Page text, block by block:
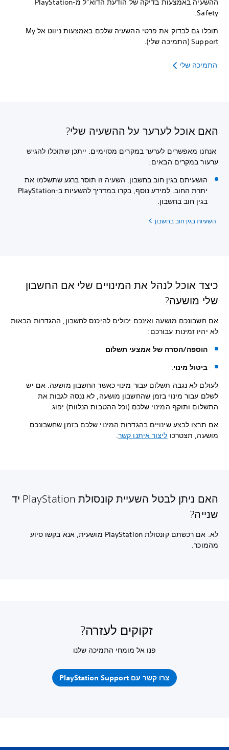
ההשעיה באמצעות בדיקה של הודעת הדוא"ל מ-PlayStation
Safety.
תוכלו גם לבדוק את פרטי ההשעיה שלכם באמצעות ניווט אל My
Support (התמיכה שלי).
התמיכה שלי
האם אוכל לערער על ההשעיה שלי?
אנחנו מאפשרים לערער במקרים מסוימים. ייתכן שתוכלו להגיש
ערעור במקרים הבאים:
הושעיתם בגין חוב בחשבון. השעיה זו תוסר ברגע שתשלמו את
יתרת החוב. למידע נוסף, בקרו במדריך להשעיות ב-PlayStation
בגין חוב בחשבון.
השעיות בגין חוב בחשבון
כיצד אוכל לנהל את המינויים שלי אם החשבון
שלי מושעה?
אם חשבונכם מושעה ואינכם יכולים להיכנס לחשבון, ההגדרות הבאות
לא יהיו זמינות עבורכם:
הוספה/הסרה של אמצעי תשלום
ביטול מינוי.
לעולם לא נגבה תשלום עבור מינוי כאשר החשבון מושעה. אם יש
לשלם עבור מינוי בזמן שהחשבון מושעה, לא ננסה לגבות את
התשלום ותוקף המינוי שלכם (וכל ההטבות הנלוות) יפוג.
אם תרצו לבצע שינויים בהגדרות המינוי שלכם בזמן שחשבונכם
מושעה, תצטרכוליצור איתנו קשר.
האם ניתן לבטל השעיית קונסולת PlayStation יד
שנייה?
לא. אם רכשתם קונסולת PlayStation מושעית, אנא בקשו סיוע
מהמוכר.
זקוקים לעזרה?
פנו אל מומחי התמיכה שלנו
צרו קשר עם PlayStation Support